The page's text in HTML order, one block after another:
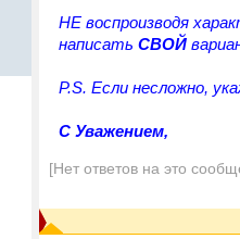
НЕ воспроизводя
написать СВОЙ
P.S. Если несложно,
С Уважением,
[Нет ответов на это